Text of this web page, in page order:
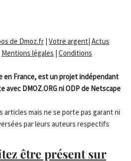
de Dmoz.fr | Votre argent| Actus
Mentions légales | Conditions
en France, est un projet indépendant
avec DMOZ.ORG ni ODP de Netscape
articles mais ne se porte pas garant ni
par leurs auteurs respectifs
être présent sur